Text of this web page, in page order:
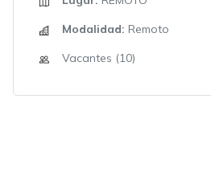
Modalidad: Remoto
Vacantes (10)